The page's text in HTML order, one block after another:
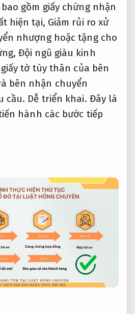
gồm giấy chứng nhận
hiện tại, Giảm rủi ro xử
nhượng hoặc tặng cho
Đội ngũ giàu kinh
tờ tùy thân của bên
bên nhận chuyển
cầu. Dễ triển khai. Đây là
hành các bước tiếp